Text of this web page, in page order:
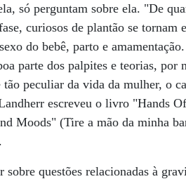
só perguntam sobre ela. "De
curiosos de plantão se
do bebê, parto e
parte dos palpites e teorias,
tão peculiar da vida da mulher, o
escreveu o livro "Hands
Moods" (Tire a mão da minha
questões relacionadas à